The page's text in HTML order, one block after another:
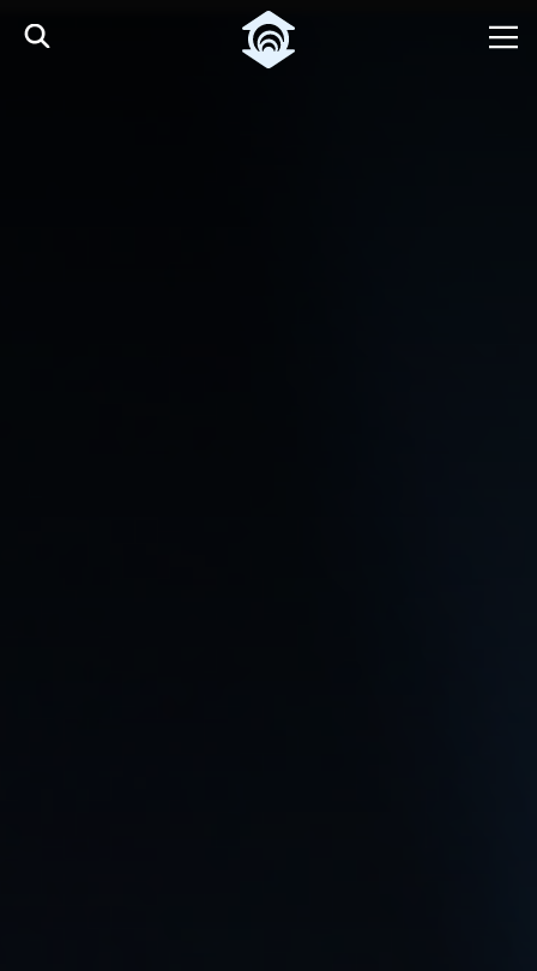
Pular para o Conteúdo principal